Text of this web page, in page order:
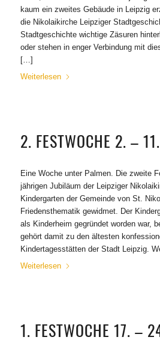
kaum ein zweites Gebäude in Leipzig
die Nikolaikirche Leipziger
Stadtgeschichte wichtige Zäsuren
oder stehen in enger Verbindung mit
[…]
Weiterlesen
2. FESTWOCHE 2. –
Eine Woche unter Palmen. Die zweite
jährigen Jubiläum der Leipziger
Kindergarten der Gemeinde von St.
Friedensthematik gewidmet. Der
als Kinderheim gegründet worden war,
gehört damit zu den ältesten
Kindertagesstätten der Stadt Leipzig.
Weiterlesen
1. FESTWOCHE 17. –